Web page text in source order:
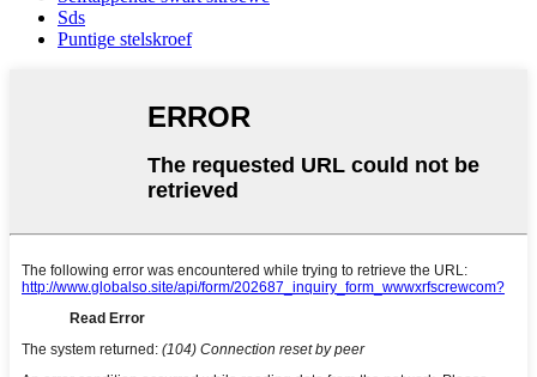
Sds
Puntige stelskroef